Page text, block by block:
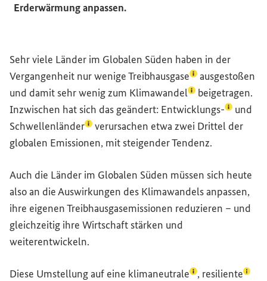
Erderwärmung anpassen.
Sehr viele Länder im Globalen Süden haben in der
Vergangenheit nur wenigeTreibhausgase(Lexikon-Eintrag
ausgestoßen
und damit sehr wenig zum Klimawandel(Lexikon-Eintrag
beigetragen.
Inzwischen hat sich das geändert: Entwicklungs-
und
Schwellenländer(Lexikon-Eintrag zum Begriff aufrufen)
verursachen etwa zwei Drittel der
globalen Emissionen, mit steigender Tendenz.
Auch die Länder im Globalen Süden müssen sich heute
also an die Auswirkungen des Klimawandels anpassen,
ihre eigenen Treibhausgasemissionen reduzieren – und
gleichzeitig ihre Wirtschaft stärken und
weiterentwickeln.
Diese Umstellung auf eine klimaneutrale(Lexikon-Eintrag
, resiliente